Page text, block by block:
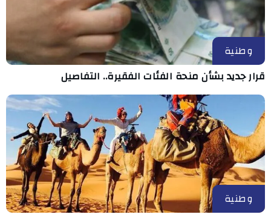
وطنية
قرار جديد بشأن منحة الفئات الفقيرة.. التفاصيل
وطنية